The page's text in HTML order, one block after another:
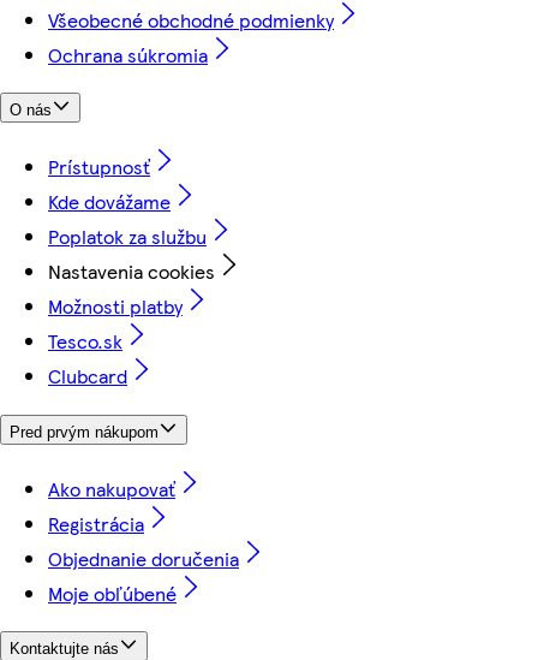
Všeobecné obchodné podmienky
Ochrana súkromia
O nás
Prístupnosť
Kde dovážame
Poplatok za službu
Nastavenia cookies
Možnosti platby
Tesco.sk
Clubcard
Pred prvým nákupom
Ako nakupovať
Registrácia
Objednanie doručenia
Moje obľúbené
Kontaktujte nás